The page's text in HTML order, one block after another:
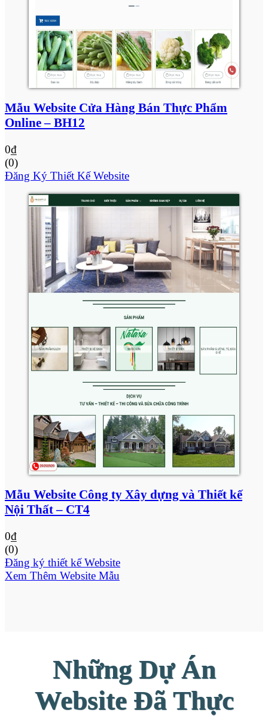
Mẫu Website Cửa Hàng Bán Thực Phẩm
Online – BH12
0₫
(0)
Đăng Ký Thiết Kế Website
Mẫu Website Công ty Xây dựng và Thiết kế
Nội Thất – CT4
0₫
(0)
Đăng ký thiết kế Website
Xem Thêm Website Mẫu
Những Dự Án
Website Đã Thực